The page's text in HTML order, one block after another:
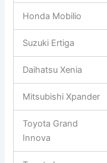
Honda Mobilio
Suzuki Ertiga
Daihatsu Xenia
Mitsubishi Xpander
Toyota Grand
Innova